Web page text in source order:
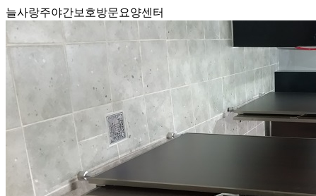
늘사랑주야간보호방문요양센터